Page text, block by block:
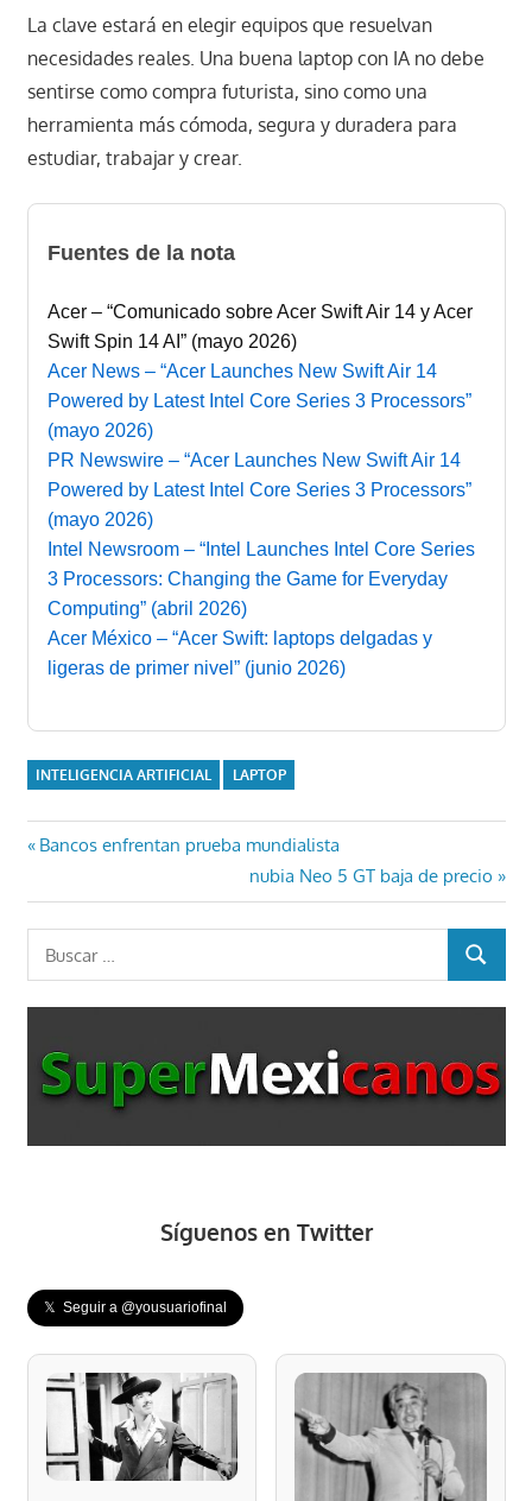
La clave estará en elegir equipos que resuelvan
necesidades reales. Una buena laptop con IA no debe
sentirse como compra futurista, sino como una
herramienta más cómoda, segura y duradera para
estudiar, trabajar y crear.
Fuentes de la nota
Acer – “Comunicado sobre Acer Swift Air 14 y Acer
Swift Spin 14 AI” (mayo 2026)
Acer News – “Acer Launches New Swift Air 14
Powered by Latest Intel Core Series 3 Processors”
(mayo 2026)
PR Newswire – “Acer Launches New Swift Air 14
Powered by Latest Intel Core Series 3 Processors”
(mayo 2026)
Intel Newsroom – “Intel Launches Intel Core Series
3 Processors: Changing the Game for Everyday
Computing” (abril 2026)
Acer México – “Acer Swift: laptops delgadas y
ligeras de primer nivel” (junio 2026)
INTELIGENCIA ARTIFICIAL LAPTOP
Navegación
de
entradas
Entrada
Bancos enfrentan prueba mundialista
Entrada
siguiente:
nubia Neo 5 GT baja de precio
BUSCAR
Síguenos en Twitter
𝕏 Seguir a @yousuariofinal